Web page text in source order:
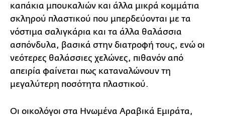
καπάκια μπουκαλιών και άλλα μικρά κομμάτια
σκληρού πλαστικού που μπερδεύονται με τα
νόστιμα σαλιγκάρια και τα άλλα θαλάσσια
ασπόνδυλα, βασικά στην διατροφή τους, ενώ οι
νεότερες θαλάσσιες χελώνες, πιθανόν από
απειρία φαίνεται πως καταναλώνουν τη
μεγαλύτερη ποσότητα πλαστικού.
Οι οικολόγοι στα Ηνωμένα Αραβικά Εμιράτα,